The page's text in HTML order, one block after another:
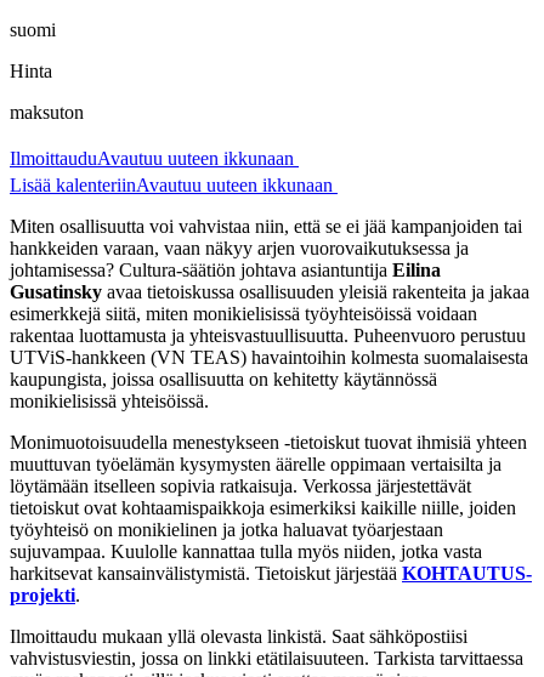
suomi
Hinta
maksuton
IlmoittauduAvautuu uuteen ikkunaan
Lisää kalenteriinAvautuu uuteen ikkunaan
Miten osallisuutta voi vahvistaa niin, että se ei jää kampanjoiden tai
hankkeiden varaan, vaan näkyy arjen vuorovaikutuksessa ja
johtamisessa? Cultura-säätiön johtava asiantuntija Eilina
Gusatinsky avaa tietoiskussa osallisuuden yleisiä rakenteita ja jakaa
esimerkkejä siitä, miten monikielisissä työyhteisöissä voidaan
rakentaa luottamusta ja yhteisvastuullisuutta. Puheenvuoro perustuu
UTViS-hankkeen (VN TEAS) havaintoihin kolmesta suomalaisesta
kaupungista, joissa osallisuutta on kehitetty käytännössä
monikielisissä yhteisöissä.
Monimuotoisuudella menestykseen -tietoiskut tuovat ihmisiä yhteen
muuttuvan työelämän kysymysten äärelle oppimaan vertaisilta ja
löytämään itselleen sopivia ratkaisuja. Verkossa järjestettävät
tietoiskut ovat kohtaamispaikkoja esimerkiksi kaikille niille, joiden
työyhteisö on monikielinen ja jotka haluavat työarjestaan
sujuvampaa. Kuulolle kannattaa tulla myös niiden, jotka vasta
harkitsevat kansainvälistymistä. Tietoiskut järjestää KOHTAUTUS-
projekti.
Ilmoittaudu mukaan yllä olevasta linkistä. Saat sähköpostiisi
vahvistusviestin, jossa on linkki etätilaisuuteen. Tarkista tarvittaessa